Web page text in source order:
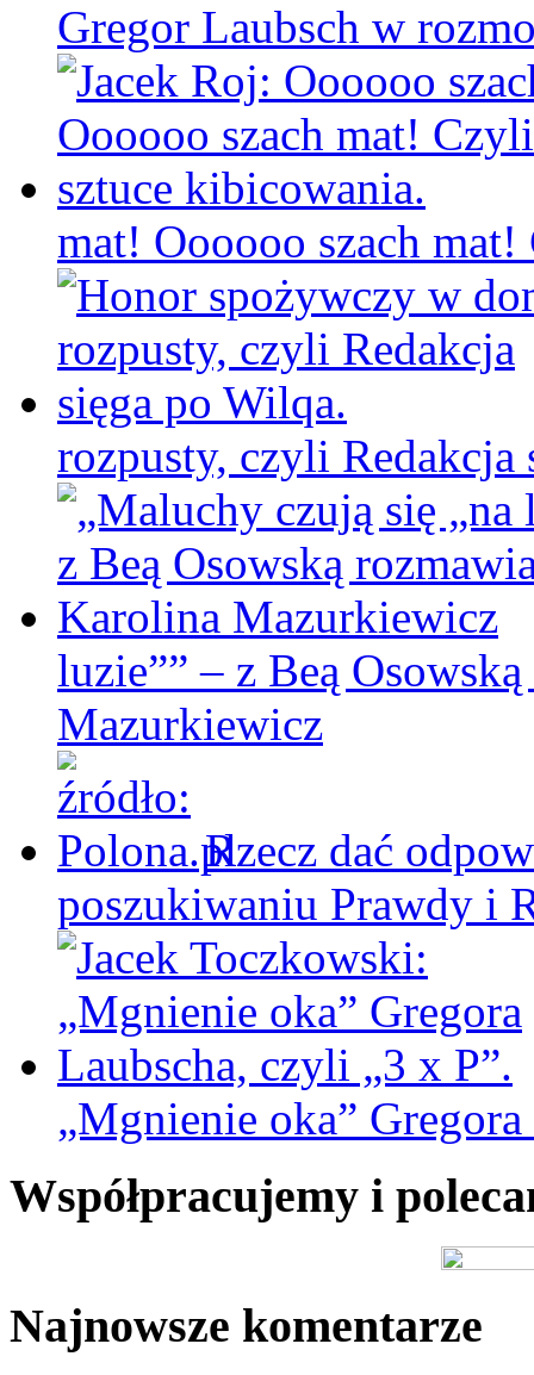
Gregor Laubsch w
mat! Oooooo szach
rozpusty, czyli Redakcja
luzie”” – z Beą
Mazurkiewicz
Rzecz dać
poszukiwaniu Prawdy i
„Mgnienie oka”
Współpracujemy i
Najnowsze komentarze